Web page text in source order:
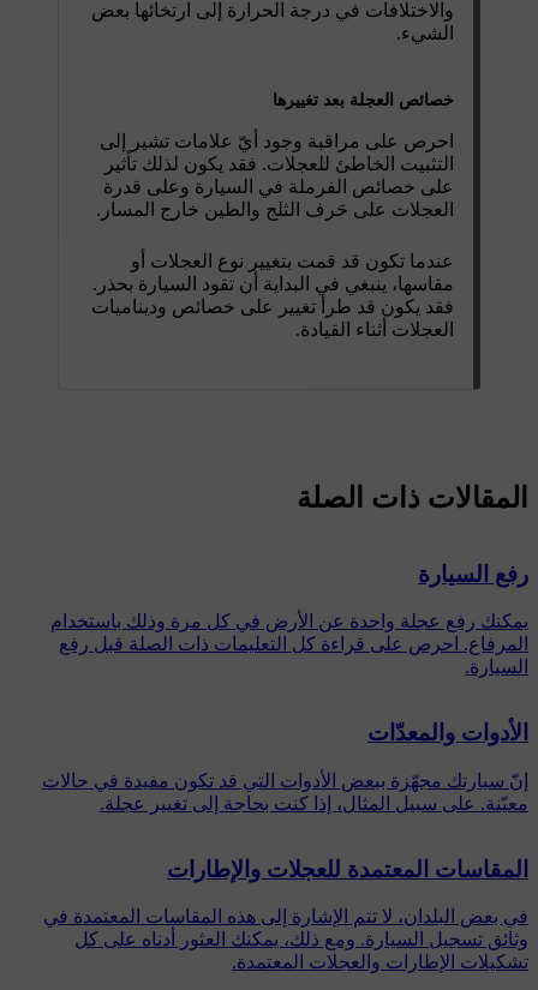
والاختلافات في درجة الحرارة إلى ارتخائها بعض
الشيء.
خصائص العجلة بعد تغييرها
احرص على مراقبة وجود أيّ علامات تشير إلى
التثبيت الخاطئ للعجلات. فقد يكون لذلك تأثير
على خصائص الفرملة في السيارة وعلى قدرة
العجلات على حَرف الثلج والطين خارج المسار.
عندما تكون قد قمت بتغيير نوع العجلات أو
مقاسها، ينبغي في البداية أن تقود السيارة بحذر.
فقد يكون قد طرأ تغيير على خصائص وديناميات
العجلات أثناء القيادة.
المقالات ذات الصلة
رفع السيارة
يمكنك رفع عجلة واحدة عن الأرض في كل مرة وذلك باستخدام
المرفاع. احرص على قراءة كل التعليمات ذات الصلة قبل رفع
السيارة.
الأدوات والمعدّات
إنّ سيارتك مجهّزة ببعض الأدوات التي قد تكون مفيدة في حالات
معيّنة. على سبيل المثال، إذا كنت بحاجة إلى تغيير عجلة.
المقاسات المعتمدة للعجلات والإطارات
في بعض البلدان، لا تتم الإشارة إلى هذه المقاسات المعتمدة في
وثائق تسجيل السيارة. ومع ذلك، يمكنك العثور أدناه على كل
تشكيلات الإطارات والعجلات المعتمدة.